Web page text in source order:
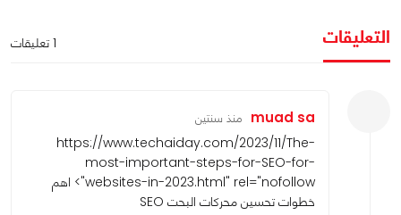
التعليقات 1 تعليقات
muad sa منذ سنتين
https://www.techaiday.com/2023/11/The-
most-important-steps-for-SEO-for-
websites-in-2023.html" rel="nofollow"> اهم
خطوات تحسين محركات البحت SEO